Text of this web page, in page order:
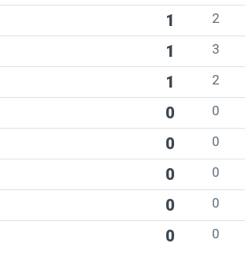
1 2
1 3
1 2
0 0
0 0
0 0
0 0
0 0